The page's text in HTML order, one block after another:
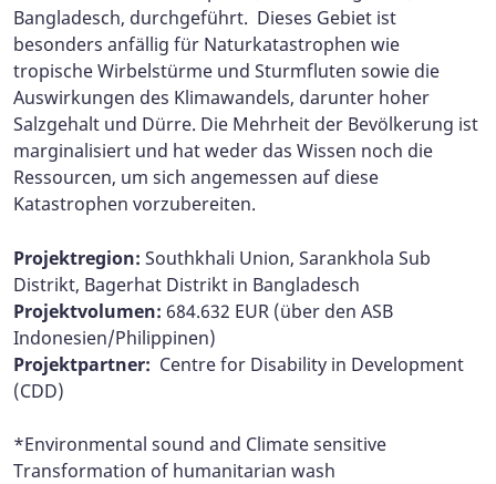
Bangladesch, durchgeführt. Dieses Gebiet ist
besonders anfällig für Naturkatastrophen wie
tropische Wirbelstürme und Sturmfluten sowie die
Auswirkungen des Klimawandels, darunter hoher
Salzgehalt und Dürre. Die Mehrheit der Bevölkerung ist
marginalisiert und hat weder das Wissen noch die
Ressourcen, um sich angemessen auf diese
Katastrophen vorzubereiten.
Projektregion: Southkhali Union, Sarankhola Sub
Distrikt, Bagerhat Distrikt in Bangladesch
Projektvolumen: 684.632 EUR (über den ASB
Indonesien/Philippinen)
Projektpartner: Centre for Disability in Development
(CDD)
*Environmental sound and Climate sensitive
Transformation of humanitarian wash